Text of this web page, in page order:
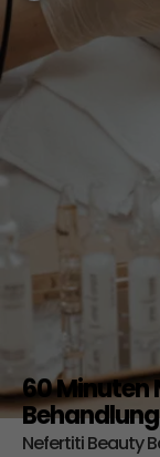
60 Minuten
Behandlung
Nefertiti Beauty